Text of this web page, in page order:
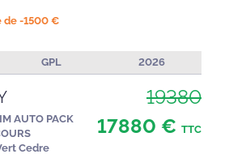
de -1500 €
GPL 2026
AUTO PACK
Cedre
19380
17880 € TTC